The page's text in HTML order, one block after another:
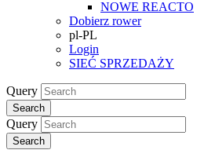
NOWE REACTO
Dobierz rower
pl-PL
Login
SIEĆ SPRZEDAŻY
Query
Search
Query
Search